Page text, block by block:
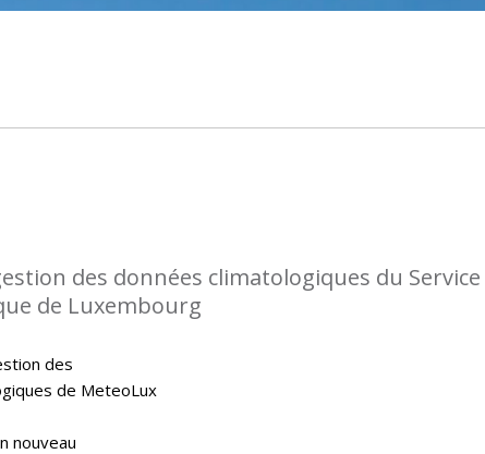
des données climatologiques du Service
de Luxembourg
des
de MeteoLux
nouveau